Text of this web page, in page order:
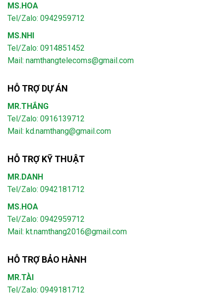
MS.HOA
Tel/Zalo: 0942959712
MS.NHI
Tel/Zalo: 0914851452
Mail: namthangtelecoms@gmail.com
HỖ TRỢ DỰ ÁN
MR.THẮNG
Tel/Zalo: 0916139712
Mail: kd.namthang@gmail.com
HỖ TRỢ KỸ THUẬT
MR.DANH
Tel/Zalo: 0942181712
MS.HOA
Tel/Zalo: 0942959712
Mail: kt.namthang2016@gmail.com
HỖ TRỢ BẢO HÀNH
MR.TÀI
Tel/Zalo: 0949181712